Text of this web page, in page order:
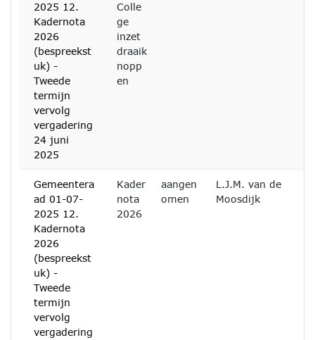
2025 12.
Kadernota
2026
(bespreekst
uk) -
Tweede
termijn
vervolg
vergadering
24 juni
2025
Colle
ge
inzet
draaik
nopp
en
Gemeentera
ad 01-07-
2025 12.
Kadernota
2026
(bespreekst
uk) -
Tweede
termijn
vervolg
vergadering
Kader
nota
2026
aangen
omen
L.J.M. van de
Moosdijk